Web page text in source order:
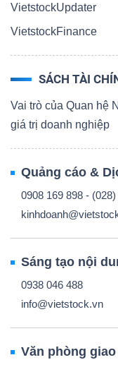
VietstockUpdater
VietstockFinance
SÁCH TÀI
Vai trò của Quan hệ
giá trị doanh nghiệp
Quảng cáo &
0908 169 898 -
Sáng tạo nội
0938 046 488
info@vietstock.vn
Văn phòng